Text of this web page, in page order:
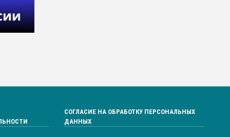
СОГЛАСИЕ НА ОБРАБОТКУ ПЕРСОНАЛЬНЫХ
ДАННЫХ